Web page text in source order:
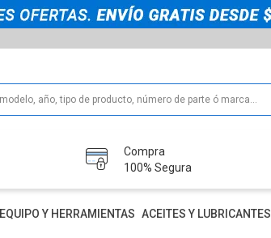
Compra
100% Segura
EQUIPO Y HERRAMIENTAS ACEITES Y LUBRICANTES